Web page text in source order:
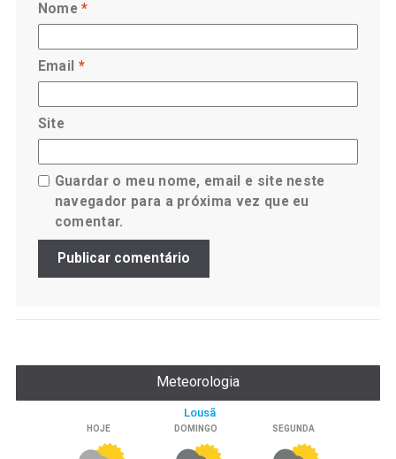
Nome*
Email *
Site
Guardar o meu nome, email e site neste
navegador para a próxima vez que eu
comentar.
Meteorologia